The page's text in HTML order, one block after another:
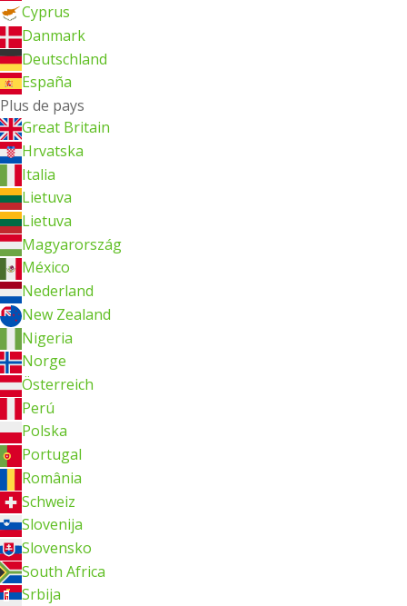
Cyprus
Danmark
Deutschland
España
Plus de pays
Great Britain
Hrvatska
Italia
Lietuva
Lietuva
Magyarország
México
Nederland
New Zealand
Nigeria
Norge
Österreich
Perú
Polska
Portugal
România
Schweiz
Slovenija
Slovensko
South Africa
Srbija